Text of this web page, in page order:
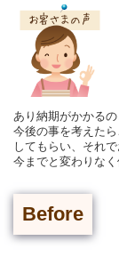
あり納期がかかるの
今後の事を考えた
してもらい、それで
今までと変わりなく
Before